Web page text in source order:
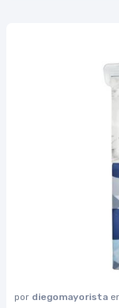
por diegomayorista